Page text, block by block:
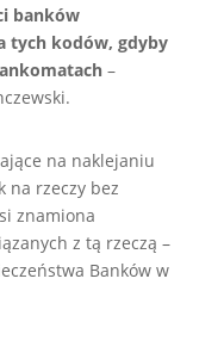
banków
tych kodów, gdyby
–
na naklejaniu
na rzeczy bez
znamiona
z tą rzeczą –
Banków w